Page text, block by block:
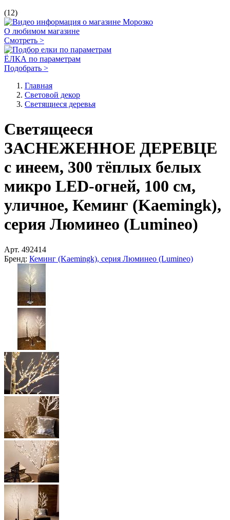
(12)
О любимом магазине
Смотреть >
ЁЛКА по параметрам
Подобрать >
Главная
Световой декор
Светящиеся деревья
Светящееся
ЗАСНЕЖЕННОЕ ДЕРЕВЦЕ
с инеем, 300 тёплых белых
микро LED-огней, 100 см,
уличное, Кеминг (Kaemingk),
серия Люминео (Lumineo)
Арт. 492414
Бренд: Кеминг (Kaemingk), серия Люминео (Lumineo)